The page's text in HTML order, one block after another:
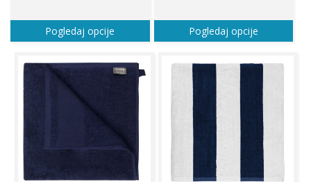
Pogledaj opcije Pogledaj opcije